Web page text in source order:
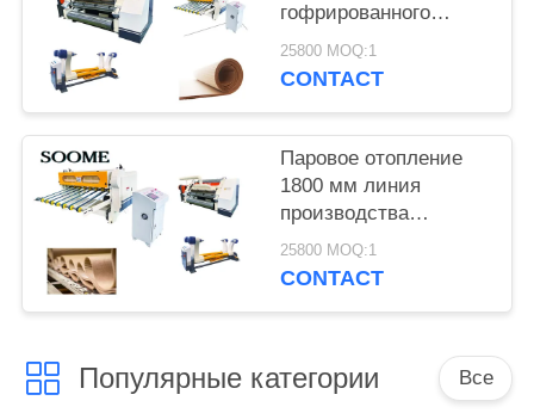
гофрированного
картона
25800 MOQ:1
CONTACT
Паровое отопление
1800 мм линия
производства
гофрированного
картона однослойная
25800 MOQ:1
CONTACT
Популярные категории Все